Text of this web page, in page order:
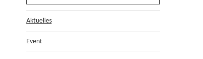
Aktuelles
Event